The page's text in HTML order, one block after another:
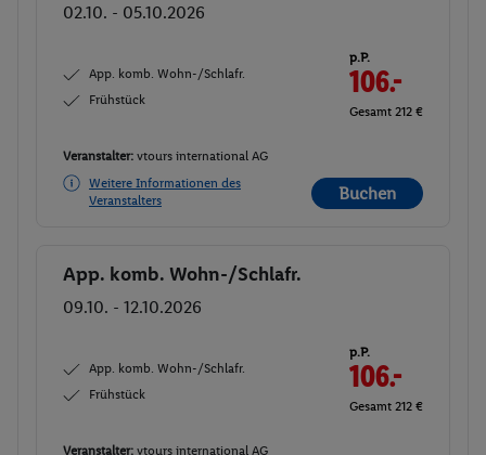
02.10. - 05.10.2026
App. komb. Wohn-/Schlafr.
Frühstück
p.P.
106.-
Gesamt 212 €
Veranstalter: vtours international AG
Weitere Informationen des
Veranstalters
Buchen
Buchen
App. komb. Wohn-/Schlafr.
09.10. - 12.10.2026
App. komb. Wohn-/Schlafr.
Frühstück
p.P.
106.-
Gesamt 212 €
Veranstalter: vtours international AG